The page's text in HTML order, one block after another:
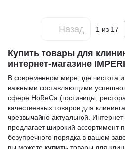
Назад 1 из 17
Купить товары для
интернет-магазине
В современном мире, где чистота и
важными составляющими
сфере HoReCa (гостиницы,
качественных товаров для
чрезвычайно актуальной.
предлагает широкий ассортимент
безупречного порядка в вашем
вы можете купить товары для